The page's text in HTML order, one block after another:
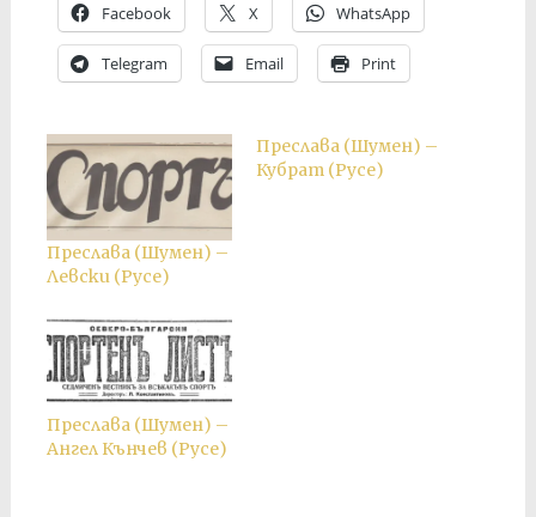
Facebook X WhatsApp
Telegram Email Print
Преслава (Шумен) –
Левски (Русе)
Преслава (Шумен) –
Кубрат (Русе)
Преслава (Шумен) –
Ангел Кънчев (Русе)